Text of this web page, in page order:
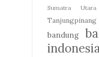
Sumatra Utara
Tanjungpinang
bandung